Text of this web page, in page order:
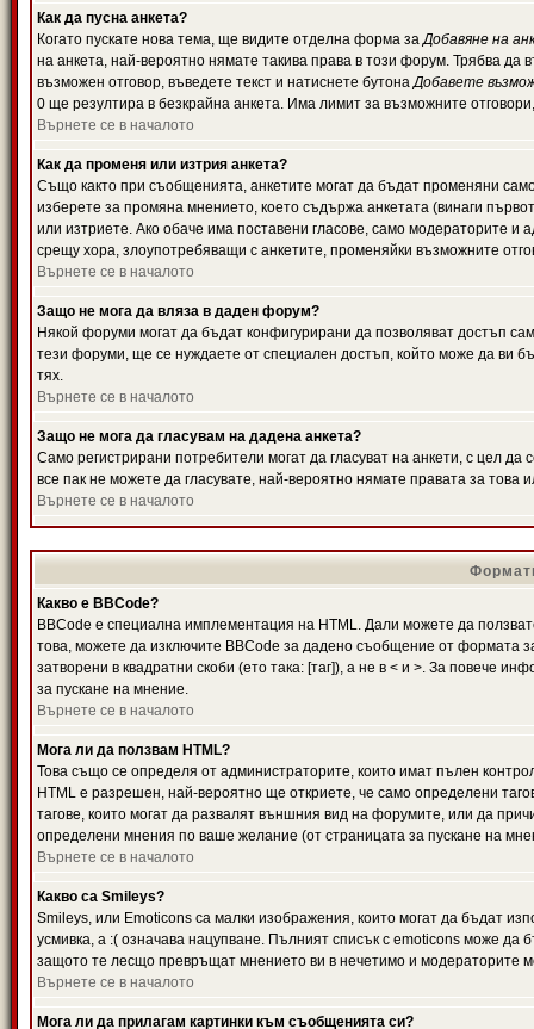
Как да пусна анкета?
Когато пускате нова тема, ще видите отделна форма заДобавяне на
на анкета, най-вероятно нямате такива права в този форум. Трябва да
възможен отговор, въведете текст и натиснете бутонаДобавете
0 ще резултира в безкрайна анкета. Има лимит за възможните
Върнете се в началото
Как да променя или изтрия анкета?
Също както при съобщенията, анкетите могат да бъдат променяни
изберете за промяна мнението, което съдържа анкетата (винаги
или изтриете. Ако обаче има поставени гласове, само модераторите и
срещу хора, злоупотребяващи с анкетите, променяйки възможните
Върнете се в началото
Защо не мога да вляза в даден форум?
Някой форуми могат да бъдат конфигурирани да позволяват достъп
тези форуми, ще се нуждаете от специален достъп, който може да ви
тях.
Върнете се в началото
Защо не мога да гласувам на дадена анкета?
Само регистрирани потребители могат да гласуват на анкети, с цел
все пак не можете да гласувате, най-вероятно нямате правата за това
Върнете се в началото
Какво е BBCode?
BBCode е специална имплементация на HTML. Дали можете да
това, можете да изключите BBCode за дадено съобщение от формата
затворени в квадратни скоби (ето така: [таг]), а не в < и >. За повече
за пускане на мнение.
Върнете се в началото
Мога ли да ползвам HTML?
Това също се определя от администраторите, които имат пълен
HTML е разрешен, най-вероятно ще откриете, че само определени
тагове, които могат да развалят външния вид на форумите, или да
определени мнения по ваше желание (от страницата за пускане на
Върнете се в началото
Какво са Smileys?
Smileys, или Emoticons са малки изображения, които могат да бъдат
усмивка, а :( означава нацупване. Пълният списък с emoticons може да
защото те лесщо превръщат мнението ви в нечетимо и модераторите
Върнете се в началото
Мога ли да прилагам картинки към съобщенията си?